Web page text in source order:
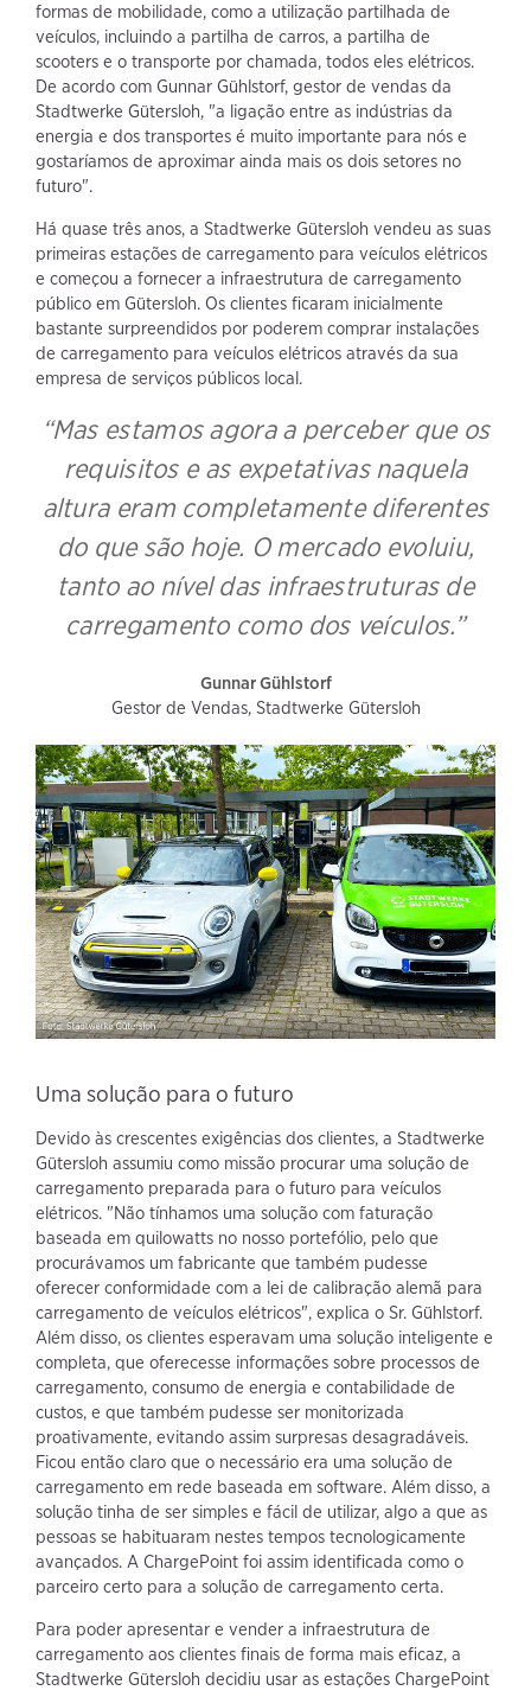
formas de mobilidade, como a utilização partilhada de
veículos, incluindo a partilha de carros, a partilha de
scooters e o transporte por chamada, todos eles elétricos.
De acordo com Gunnar Gühlstorf, gestor de vendas da
Stadtwerke Gütersloh, "a ligação entre as indústrias da
energia e dos transportes é muito importante para nós e
gostaríamos de aproximar ainda mais os dois setores no
futuro".
Há quase três anos, a Stadtwerke Gütersloh vendeu as suas
primeiras estações de carregamento para veículos elétricos
e começou a fornecer a infraestrutura de carregamento
público em Gütersloh. Os clientes ficaram inicialmente
bastante surpreendidos por poderem comprar instalações
de carregamento para veículos elétricos através da sua
empresa de serviços públicos local.
“Mas estamos agora a perceber que os
requisitos e as expetativas naquela
altura eram completamente diferentes
do que são hoje. O mercado evoluiu,
tanto ao nível das infraestruturas de
carregamento como dos veículos.”
Gunnar Gühlstorf
Gestor de Vendas, Stadtwerke Gütersloh
Uma solução para o futuro
Devido às crescentes exigências dos clientes, a Stadtwerke
Gütersloh assumiu como missão procurar uma solução de
carregamento preparada para o futuro para veículos
elétricos. "Não tínhamos uma solução com faturação
baseada em quilowatts no nosso portefólio, pelo que
procurávamos um fabricante que também pudesse
oferecer conformidade com a lei de calibração alemã para
carregamento de veículos elétricos", explica o Sr. Gühlstorf.
Além disso, os clientes esperavam uma solução inteligente e
completa, que oferecesse informações sobre processos de
carregamento, consumo de energia e contabilidade de
custos, e que também pudesse ser monitorizada
proativamente, evitando assim surpresas desagradáveis.
Ficou então claro que o necessário era uma solução de
carregamento em rede baseada em software. Além disso, a
solução tinha de ser simples e fácil de utilizar, algo a que as
pessoas se habituaram nestes tempos tecnologicamente
avançados. A ChargePoint foi assim identificada como o
parceiro certo para a solução de carregamento certa.
Para poder apresentar e vender a infraestrutura de
carregamento aos clientes finais de forma mais eficaz, a
Stadtwerke Gütersloh decidiu usar as estações ChargePoint